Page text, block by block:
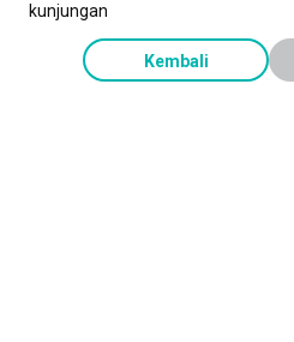
kunjungan
Kembali